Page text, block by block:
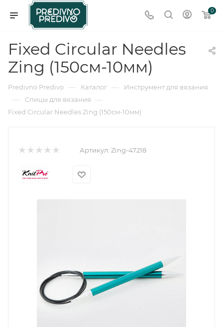
0
Fixed Circular Needles
Zing (150см-10мм)
Predivno Predivo — Каталог — Инструмент для вязания
— Спицы для вязания —
Fixed Circular Needles Zing (150см-10мм)
Артикул: Zing-47218